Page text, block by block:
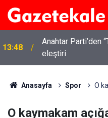
Anahtar Parti’den
eleştiri
13:07
Kırıkkale’de
artırıldı
Anasayfa Spor O
O kaymakam